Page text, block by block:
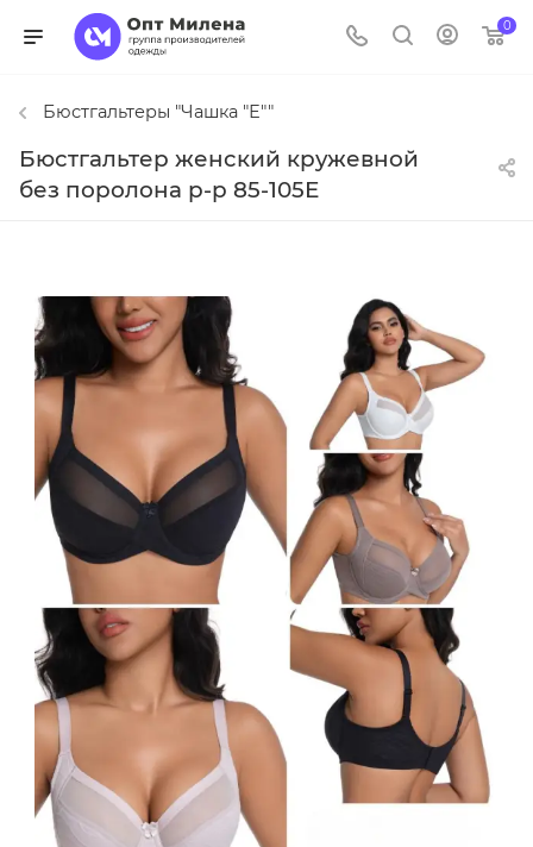
0
Бюстгальтеры "Чашка "Е""
Бюстгальтер женский кружевной
без поролона р-р 85-105Е